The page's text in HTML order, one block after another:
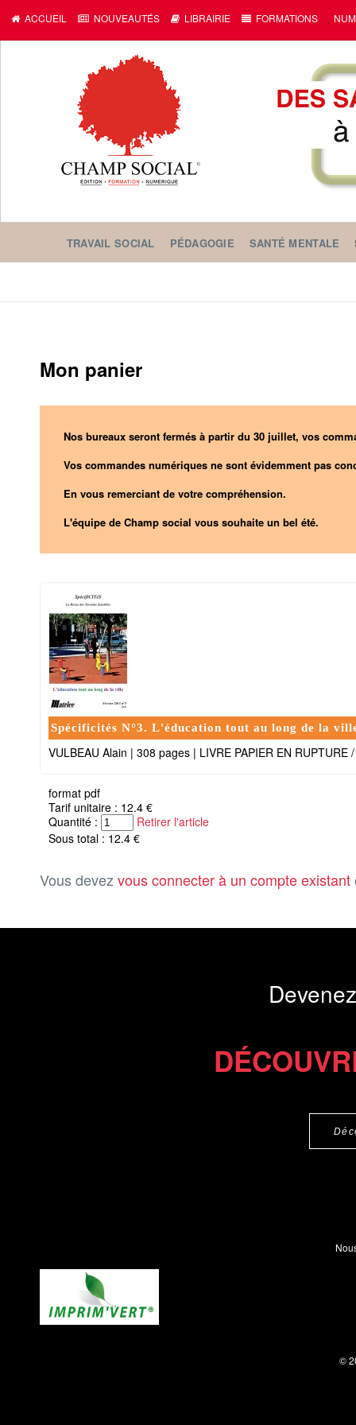
ACCUEIL NOUVEAUTÉS LIBRAIRIE FORMATIONS
TRAVAIL SOCIAL PÉDAGOGIE SANTÉ MENTALE
Mon panier
Nos bureaux seront fermés à partir du 30 juillet, vos
Vos commandes numériques ne sont évidemment pas
En vous remerciant de votre compréhension.
L'équipe de Champ social vous souhaite un bel été.
Spécificités N°3. L'éducation tout au long de la
VULBEAU Alain | 308 pages | LIVRE PAPIER EN RUPTURE
format pdf
Tarif unitaire : 12.4 €
Quantité :
Retirer l'article
Sous total : 12.4 €
Vous devez vous connecter à un compte existant
©